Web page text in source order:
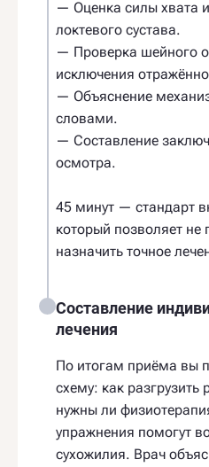
— Оценка силы хвата
локтевого сустава.
— Проверка шейного
исключения
— Объяснение
словами.
— Составление
осмотра.
45 минут — стандарт
который позволяет не
назначить точное
Составление
лечения
По итогам приёма вы
схему: как разгрузить
нужны ли
упражнения помогут
сухожилия. Врач